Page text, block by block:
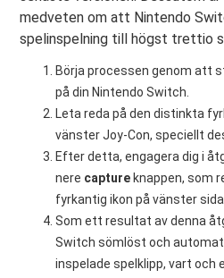
medveten om att Nintendo
spelinspelning till högst trettio
Börja processen genom att
på din Nintendo Switch.
Leta reda på den distinkta
vänster Joy-Con, speciellt
Efter detta, engagera dig i
nere capture knappen, som
fyrkantig ikon på vänster sida
Som ett resultat av denna
Switch sömlöst och
inspelade spelklipp, vart